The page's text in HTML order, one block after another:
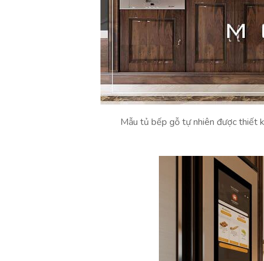
Mẫu tủ bếp gỗ tự nhiên được thiết